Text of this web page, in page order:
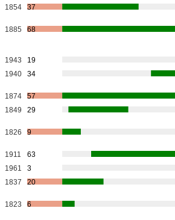
1854 37
1885 68
1943
19
1940 34
1874
57
1849 29
1826 9
1911
63
1961
3
1837 20
1823 6